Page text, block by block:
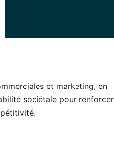
et marketing, en
sociétale pour renforcer